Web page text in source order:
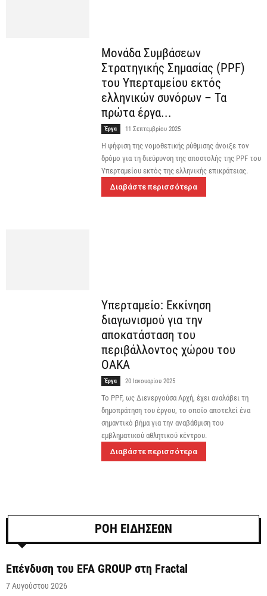
Μονάδα Συμβάσεων
Στρατηγικής Σημασίας (PPF)
του Υπερταμείου εκτός
ελληνικών συνόρων – Τα
πρώτα έργα...
Έργα 11 Σεπτεμβρίου 2025
Η ψήφιση της νομοθετικής ρύθμισης άνοιξε τον
δρόμο για τη διεύρυνση της αποστολής της PPF του
Υπερταμείου εκτός της ελληνικής επικράτειας.
Διαβάστε περισσότερα
Υπερταμείο: Εκκίνηση
διαγωνισμού για την
αποκατάσταση του
περιβάλλοντος χώρου του
ΟΑΚΑ
Έργα 20 Ιανουαρίου 2025
Το PPF, ως Διενεργούσα Αρχή, έχει αναλάβει τη
δημοπράτηση του έργου, το οποίο αποτελεί ένα
σημαντικό βήμα για την αναβάθμιση του
εμβληματικού αθλητικού κέντρου.
Διαβάστε περισσότερα
ΡΟΗ ΕΙΔΗΣΕΩΝ
Επένδυση του EFA GROUP στη Fractal
7 Αυγούστου 2026